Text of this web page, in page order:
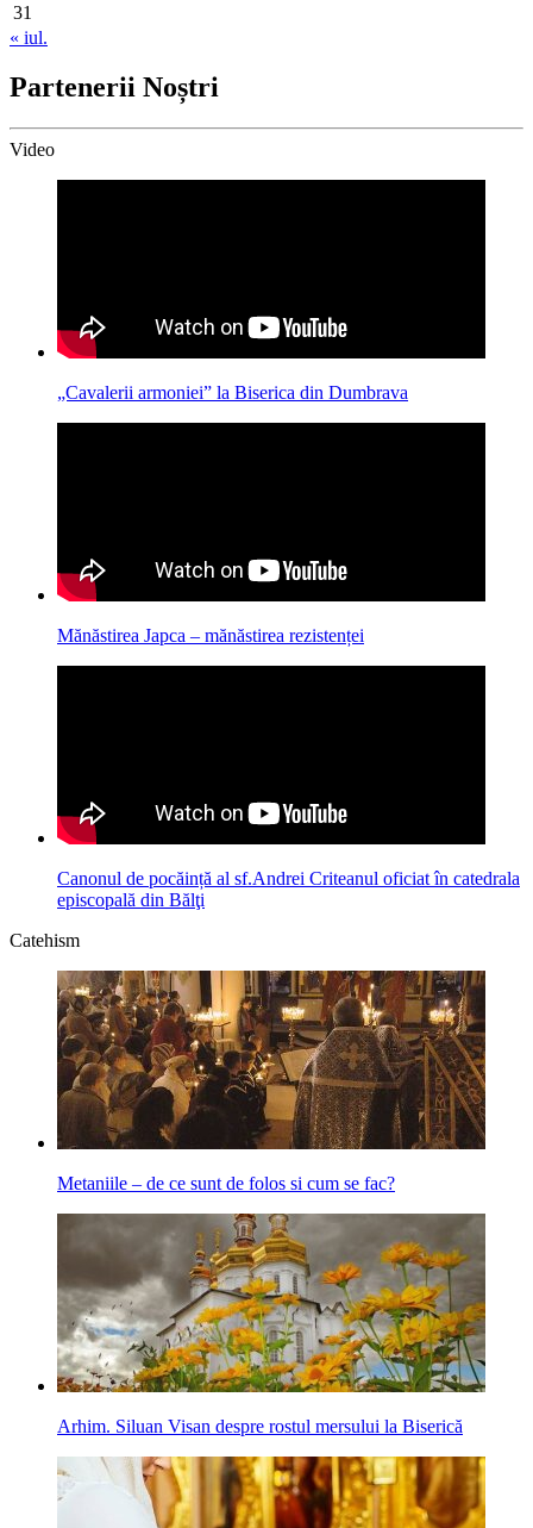
31
« iul.
Partenerii Noștri
Video
„Cavalerii armoniei” la Biserica din Dumbrava
Mănăstirea Japca – mănăstirea rezistenței
Canonul de pocăință al sf.Andrei Criteanul oficiat în catedrala
episcopală din Bălţi
Catehism
Metaniile – de ce sunt de folos si cum se fac?
Arhim. Siluan Visan despre rostul mersului la Biserică